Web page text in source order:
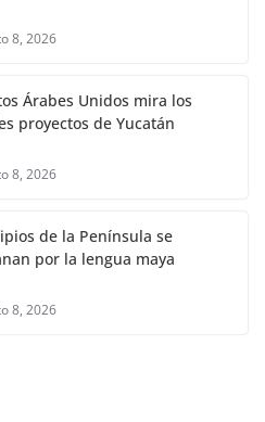
8, 2026
Árabes Unidos mira los
proyectos de Yucatán
8, 2026
de la Península se
por la lengua maya
8, 2026